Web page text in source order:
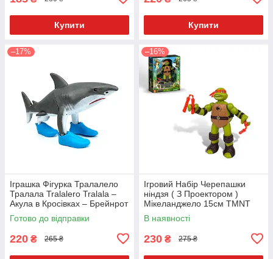
Купити Купити
–17%
Іграшка Фігурка Тралалело
Тралала Tralalero Tralala –
Акула в Кросівках – Брейнрот
/ Італійські Меми – 11 см
Готово до відправки
220 ₴ 265 ₴
–16%
Ігровий Набір Черепашки
ніндзя ( З Проектором )
Мікеланджело 15см TMNT
0810B-3
В наявності
230 ₴ 275 ₴